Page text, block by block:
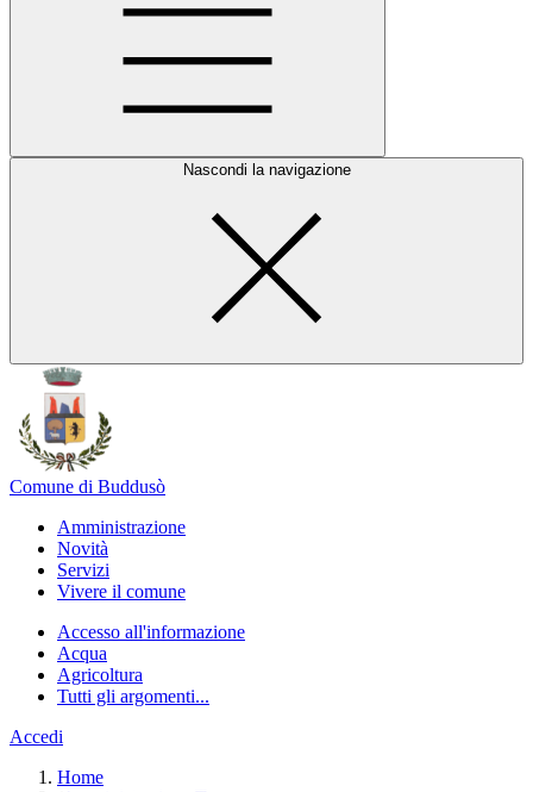
Nascondi la navigazione
Comune di Buddusò
Amministrazione
Novità
Servizi
Vivere il comune
Accesso all'informazione
Acqua
Agricoltura
Tutti gli argomenti...
Accedi
Home